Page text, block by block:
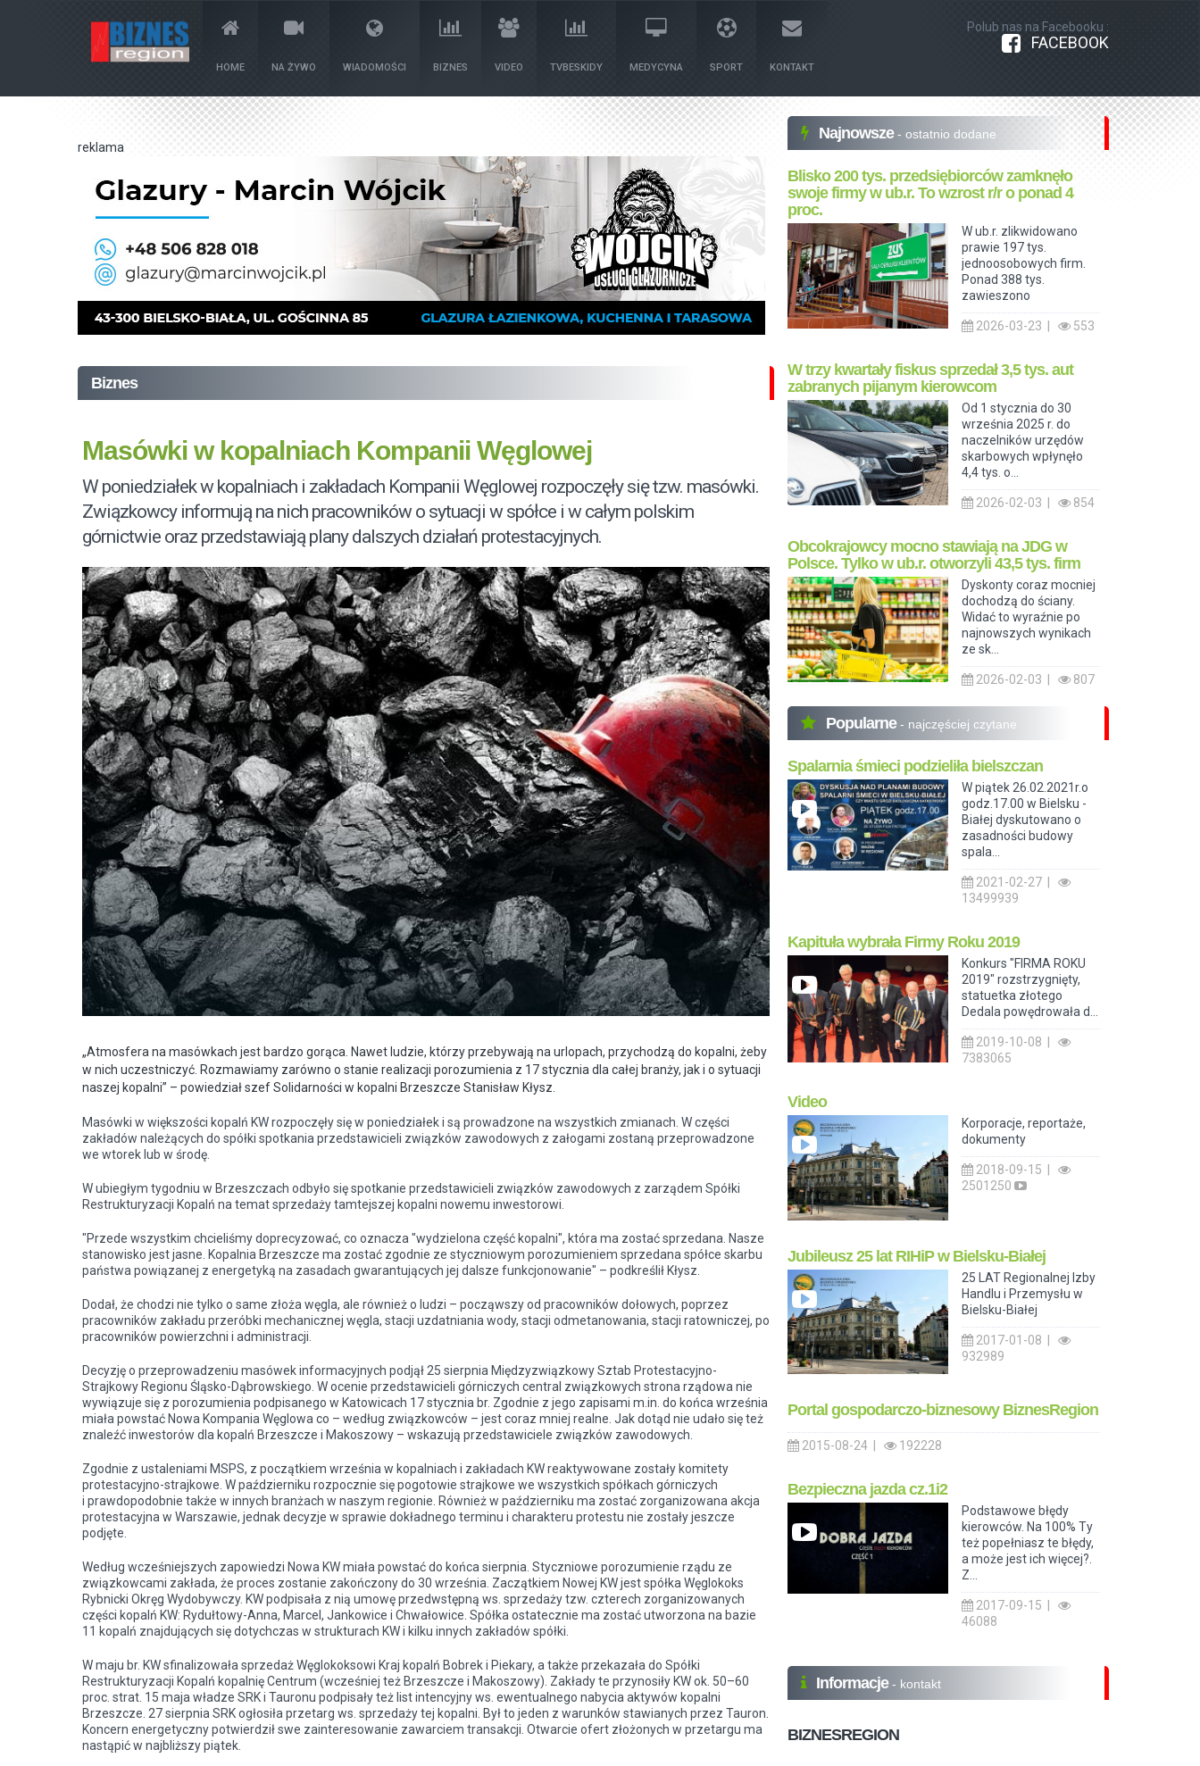
HOME NA ŻYWO WIADOMOŚCI BIZNES VIDEO TVBESKIDY MEDYCYNA SPORT KONTAKT
Polub nas na Facebooku :
FACEBOOK
reklama
Biznes
Masówki w kopalniach Kompanii Węglowej
W poniedziałek w kopalniach i zakładach Kompanii Węglowej rozpoczęły się tzw. masówki.
Związkowcy informują na nich pracowników o sytuacji w spółce i w całym polskim
górnictwie oraz przedstawiają plany dalszych działań protestacyjnych.
„Atmosfera na masówkach jest bardzo gorąca. Nawet ludzie, którzy przebywają na urlopach, przychodzą do kopalni, żeby
w nich uczestniczyć. Rozmawiamy zarówno o stanie realizacji porozumienia z 17 stycznia dla całej branży, jak i o sytuacji
naszej kopalni” – powiedział szef Solidarności w kopalni Brzeszcze Stanisław Kłysz.
Masówki w większości kopalń KW rozpoczęły się w poniedziałek i są prowadzone na wszystkich zmianach. W części
zakładów należących do spółki spotkania przedstawicieli związków zawodowych z załogami zostaną przeprowadzone
we wtorek lub w środę.
W ubiegłym tygodniu w Brzeszczach odbyło się spotkanie przedstawicieli związków zawodowych z zarządem Spółki
Restrukturyzacji Kopalń na temat sprzedaży tamtejszej kopalni nowemu inwestorowi.
"Przede wszystkim chcieliśmy doprecyzować, co oznacza "wydzielona część kopalni", która ma zostać sprzedana. Nasze
stanowisko jest jasne. Kopalnia Brzeszcze ma zostać zgodnie ze styczniowym porozumieniem sprzedana spółce skarbu
państwa powiązanej z energetyką na zasadach gwarantujących jej dalsze funkcjonowanie" – podkreślił Kłysz.
Dodał, że chodzi nie tylko o same złoża węgla, ale również o ludzi – począwszy od pracowników dołowych, poprzez
pracowników zakładu przeróbki mechanicznej węgla, stacji uzdatniania wody, stacji odmetanowania, stacji ratowniczej, po
pracowników powierzchni i administracji.
Decyzję o przeprowadzeniu masówek informacyjnych podjął 25 sierpnia Międzyzwiązkowy Sztab Protestacyjno-
Strajkowy Regionu Śląsko-Dąbrowskiego. W ocenie przedstawicieli górniczych central związkowych strona rządowa nie
wywiązuje się z porozumienia podpisanego w Katowicach 17 stycznia br. Zgodnie z jego zapisami m.in. do końca września
miała powstać Nowa Kompania Węglowa co – według związkowców – jest coraz mniej realne. Jak dotąd nie udało się też
znaleźć inwestorów dla kopalń Brzeszcze i Makoszowy – wskazują przedstawiciele związków zawodowych.
Zgodnie z ustaleniami MSPS, z początkiem września w kopalniach i zakładach KW reaktywowane zostały komitety
protestacyjno-strajkowe. W październiku rozpocznie się pogotowie strajkowe we wszystkich spółkach górniczych
i prawdopodobnie także w innych branżach w naszym regionie. Również w październiku ma zostać zorganizowana akcja
protestacyjna w Warszawie, jednak decyzje w sprawie dokładnego terminu i charakteru protestu nie zostały jeszcze
podjęte.
Według wcześniejszych zapowiedzi Nowa KW miała powstać do końca sierpnia. Styczniowe porozumienie rządu ze
związkowcami zakłada, że proces zostanie zakończony do 30 września. Zaczątkiem Nowej KW jest spółka Węglokoks
Rybnicki Okręg Wydobywczy. KW podpisała z nią umowę przedwstępną ws. sprzedaży tzw. czterech zorganizowanych
części kopalń KW: Rydułtowy-Anna, Marcel, Jankowice i Chwałowice. Spółka ostatecznie ma zostać utworzona na bazie
11 kopalń znajdujących się dotychczas w strukturach KW i kilku innych zakładów spółki.
W maju br. KW sfinalizowała sprzedaż Węglokoksowi Kraj kopalń Bobrek i Piekary, a także przekazała do Spółki
Restrukturyzacji Kopalń kopalnię Centrum (wcześniej też Brzeszcze i Makoszowy). Zakłady te przynosiły KW ok. 50–60
proc. strat. 15 maja władze SRK i Tauronu podpisały też list intencyjny ws. ewentualnego nabycia aktywów kopalni
Brzeszcze. 27 sierpnia SRK ogłosiłaprzetarg ws. sprzedaży tej kopalni. Był to jeden z warunków stawianych przez Tauron.
Koncern energetyczny potwierdził swe zainteresowanie zawarciem transakcji. Otwarcie ofert złożonych w przetargu ma
nastąpić w najbliższy piątek.
Najnowsze - ostatnio dodane
Blisko 200 tys. przedsiębiorców zamknęło
swoje firmy w ub.r. To wzrost r/r o ponad 4
proc.
W ub.r. zlikwidowano
prawie 197 tys.
jednoosobowych firm.
Ponad 388 tys.
zawieszono
2026-03-23 | 553
W trzy kwartały fiskus sprzedał 3,5 tys. aut
zabranych pijanym kierowcom
Od 1 stycznia do 30
września 2025 r. do
naczelników urzędów
skarbowych wpłynęło
4,4 tys. o...
2026-02-03 | 854
Obcokrajowcy mocno stawiają na JDG w
Polsce. Tylko w ub.r. otworzyli 43,5 tys. firm
Dyskonty coraz mocniej
dochodzą do ściany.
Widać to wyraźnie po
najnowszych wynikach
ze sk...
2026-02-03 | 807
Popularne - najczęściej czytane
Spalarnia śmieci podzieliła bielszczan
W piątek 26.02.2021r.o
godz.17.00 w Bielsku -
Białej dyskutowano o
zasadności budowy
spala...
2021-02-27 |
13499939
Kapituła wybrała Firmy Roku 2019
Konkurs "FIRMA ROKU
2019" rozstrzygnięty,
statuetka złotego
Dedala powędrowała d...
2019-10-08 |
7383065
Video
Korporacje, reportaże,
dokumenty
2018-09-15 |
2501250
Jubileusz 25 lat RIHiP w Bielsku-Białej
25 LAT Regionalnej Izby
Handlu i Przemysłu w
Bielsku-Białej
2017-01-08 |
932989
Portal gospodarczo-biznesowy BiznesRegion
2015-08-24 | 192228
Bezpieczna jazda cz.1i2
Podstawowe błędy
kierowców. Na 100% Ty
też popełniasz te błędy,
a może jest ich więcej?.
Z...
2017-09-15 |
46088
Informacje - kontakt
BIZNESREGION